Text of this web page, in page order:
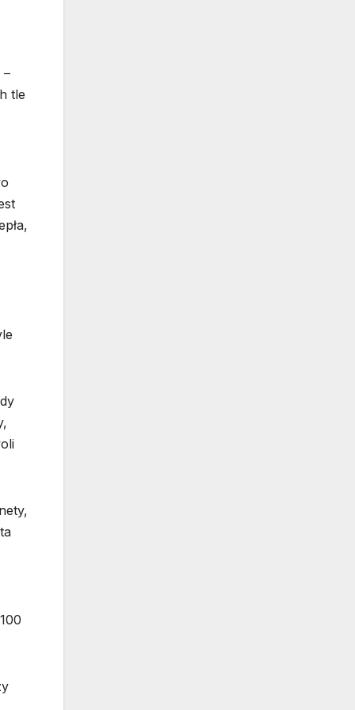
–
tle